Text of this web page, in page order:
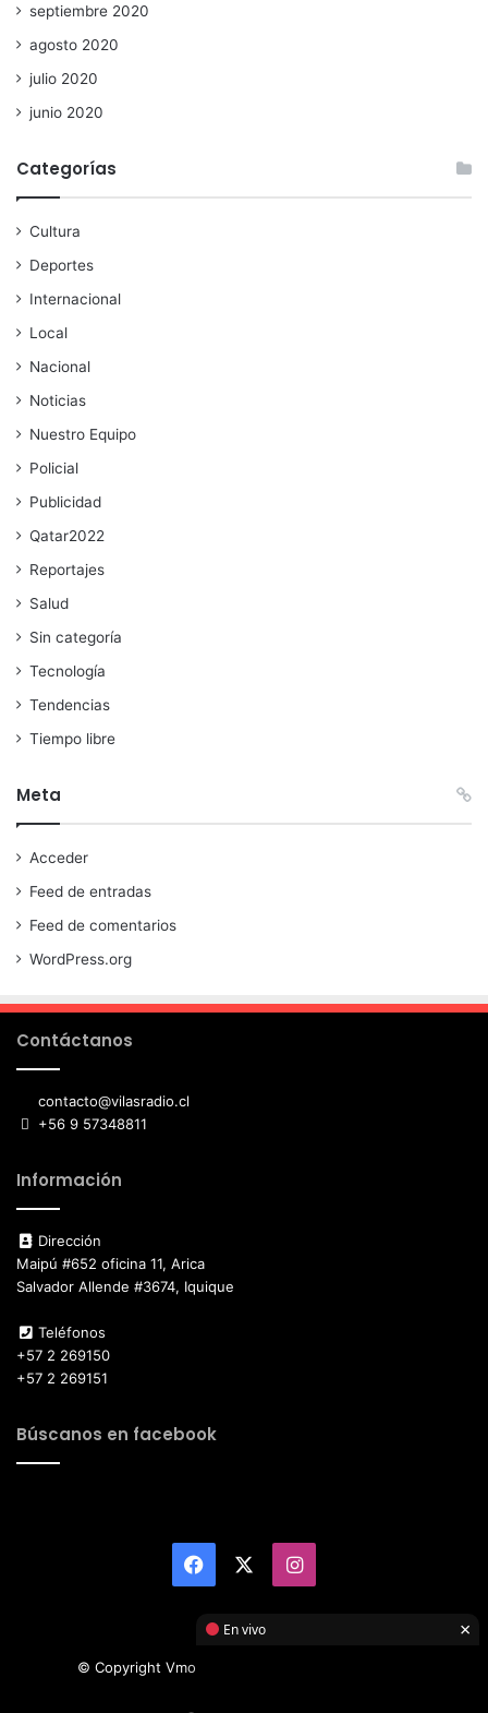
septiembre 2020
agosto 2020
julio 2020
junio 2020
Categorías
Cultura
Deportes
Internacional
Local
Nacional
Noticias
Nuestro Equipo
Policial
Publicidad
Qatar2022
Reportajes
Salud
Sin categoría
Tecnología
Tendencias
Tiempo libre
Meta
Acceder
Feed de entradas
Feed de comentarios
WordPress.org
Contáctanos
contacto@vilasradio.cl
+56 9 57348811
Información
Dirección
Maipú #652 oficina 11, Arica
Salvador Allende #3674, Iquique
Teléfonos
+57 2 269150
+57 2 269151
Búscanos en facebook
Facebook Instagram
© Copyright Vmotor TI 2026, All Rights Reserved
En vivo ×